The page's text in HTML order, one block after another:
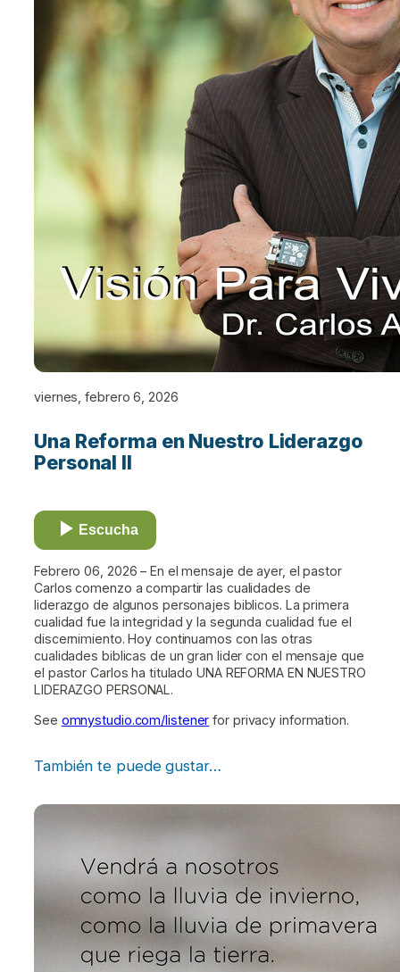
viernes, febrero 6, 2026
Una Reforma en Nuestro Liderazgo
Personal II
Escucha
Febrero 06, 2026 – En el mensaje de ayer, el pastor
Carlos comenzo a compartir las cualidades de
liderazgo de algunos personajes biblicos. La primera
cualidad fue la integridad y la segunda cualidad fue el
discernimiento. Hoy continuamos con las otras
cualidades biblicas de un gran lider con el mensaje que
el pastor Carlos ha titulado UNA REFORMA EN NUESTRO
LIDERAZGO PERSONAL.
See omnystudio.com/listener for privacy information.
También te puede gustar…